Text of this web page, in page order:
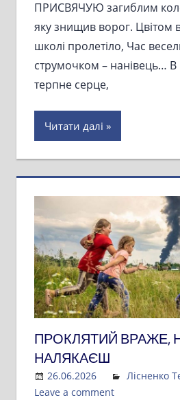
ПРИСВЯЧУЮ загиблим
яку знищив ворог. Цвітом
школі пролетіло, Час
струмочком – нанівець… В
терпне серце,
Читати далі
ПРОКЛЯТИЙ ВРАЖЕ,
НАЛЯКАЄШ
26.06.2026 Admin
Лісненко
Leave a comment